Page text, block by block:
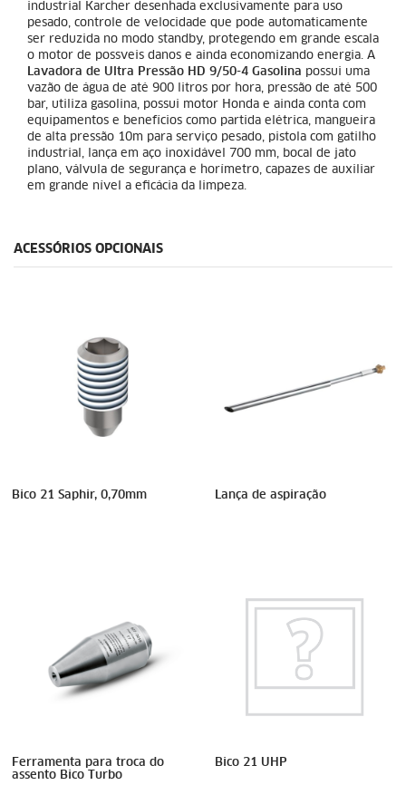
industrial Karcher desenhada exclusivamente para uso
pesado, controle de velocidade que pode automaticamente
ser reduzida no modo standby, protegendo em grande escala
o motor de possveis danos e ainda economizando energia. A
Lavadora de Ultra Pressão HD 9/50-4 Gasolina possui uma
vazão de água de até 900 litros por hora, pressão de até 500
bar, utiliza gasolina, possui motor Honda e ainda conta com
equipamentos e benefícios como partida elétrica, mangueira
de alta pressão 10m para serviço pesado, pistola com gatilho
industrial, lança em aço inoxidável 700 mm, bocal de jato
plano, válvula de segurança e horímetro, capazes de auxiliar
em grande nível a eficácia da limpeza.
ACESSÓRIOS OPCIONAIS
Bico 21 Saphir, 0,70mm Lança de aspiração
Ferramenta para troca do
assento Bico Turbo
Bico 21 UHP